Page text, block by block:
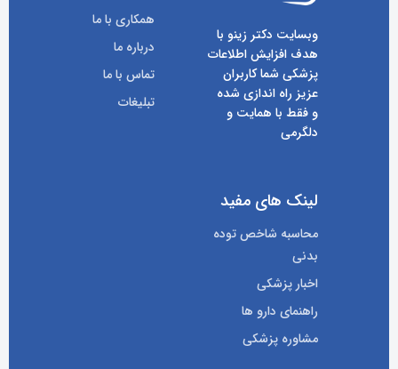
وبسایت دکتر زینو با
هدف افزایش اطلاعات
پزشکی شما کاربران
عزیز راه اندازی شده
و فقط با همایت و
دلگرمی
همکاری با ما
درباره ما
تماس با ما
تبلیغات
لینک های مفید
محاسبه شاخص توده
بدنی
اخبار پزشکی
راهنمای دارو ها
مشاوره پزشکی